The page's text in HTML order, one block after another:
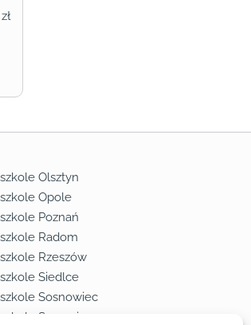
Olsztyn
Opole
Poznań
Radom
Rzeszów
Siedlce
Sosnowiec
Szczecin